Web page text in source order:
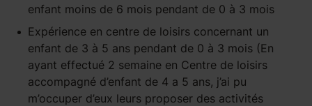
enfant moins de 6 mois pendant de 0 à 3 mois
Expérience en centre de loisirs concernant un
enfant de 3 à 5 ans pendant de 0 à 3 mois (En
ayant effectué 2 semaine en Centre de loisirs
accompagné d’enfant de 4 a 5 ans, j’ai pu
m’occuper d’eux leurs proposer des activités